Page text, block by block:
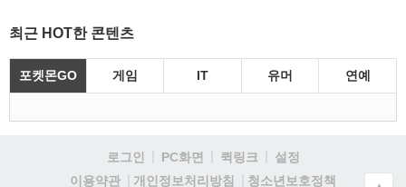
최근 HOT한 콘텐츠
포켓몬GO 게임 IT 유머 연예
로그인 PC화면 퀵링크
설정
이용약관
개인정보처리방침 청소년보호정책